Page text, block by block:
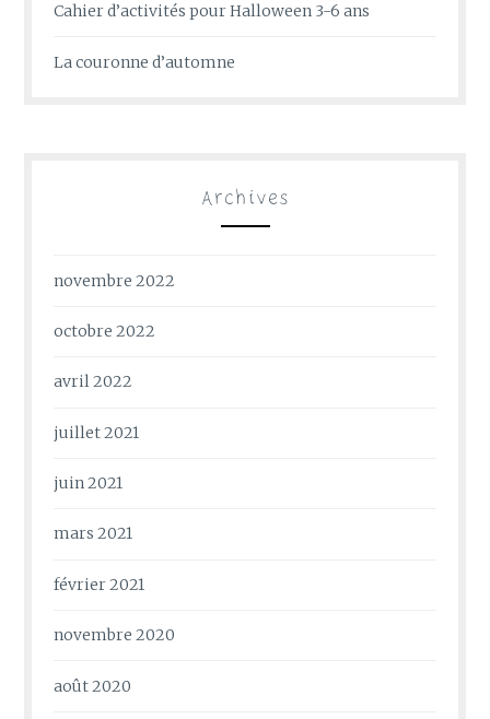
Cahier d’activités pour Halloween 3-6 ans
La couronne d’automne
Archives
novembre 2022
octobre 2022
avril 2022
juillet 2021
juin 2021
mars 2021
février 2021
novembre 2020
août 2020